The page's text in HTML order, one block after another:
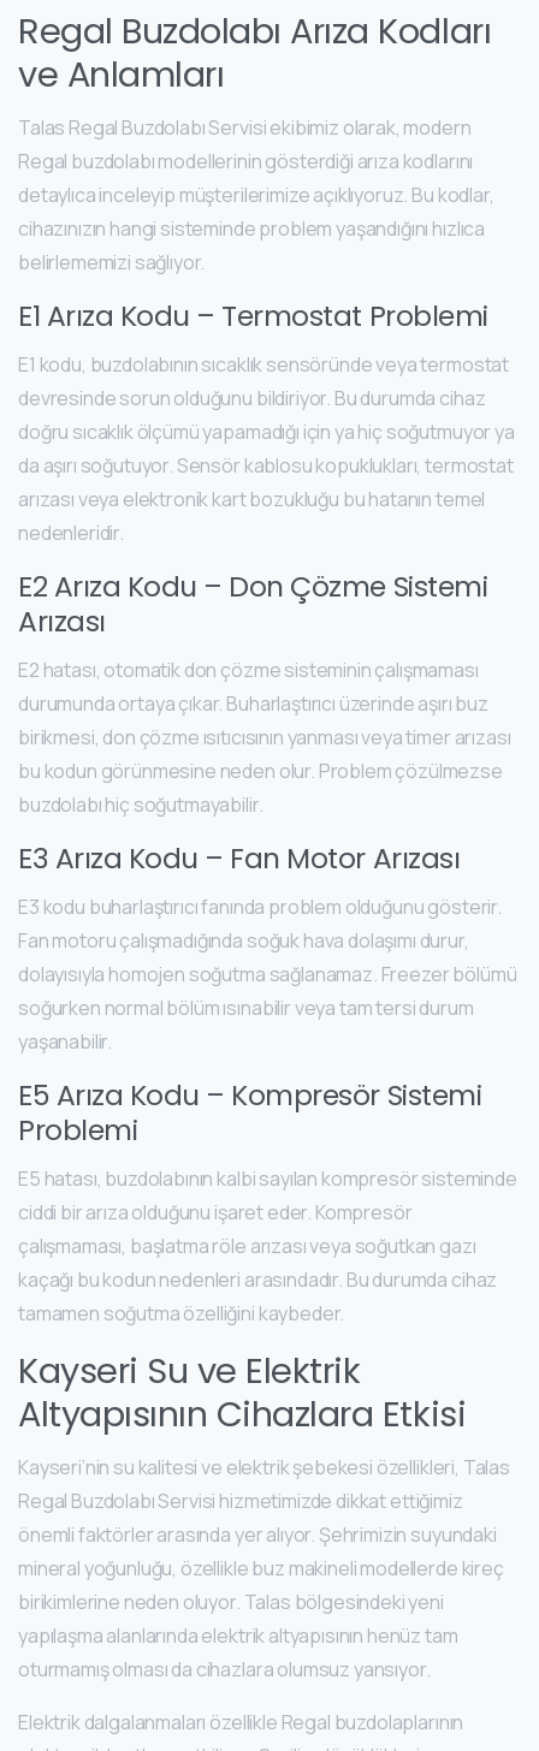
Regal Buzdolabı Arıza Kodları
ve Anlamları
Talas Regal Buzdolabı Servisi ekibimiz olarak, modern
Regal buzdolabı modellerinin gösterdiği arıza kodlarını
detaylıca inceleyip müşterilerimize açıklıyoruz. Bu kodlar,
cihazınızın hangi sisteminde problem yaşandığını hızlıca
belirlememizi sağlıyor.
E1 Arıza Kodu – Termostat Problemi
E1 kodu, buzdolabının sıcaklık sensöründe veya termostat
devresinde sorun olduğunu bildiriyor. Bu durumda cihaz
doğru sıcaklık ölçümü yapamadığı için ya hiç soğutmuyor ya
da aşırı soğutuyor. Sensör kablosu kopuklukları, termostat
arızası veya elektronik kart bozukluğu bu hatanın temel
nedenleridir.
E2 Arıza Kodu – Don Çözme Sistemi
Arızası
E2 hatası, otomatik don çözme sisteminin çalışmaması
durumunda ortaya çıkar. Buharlaştırıcı üzerinde aşırı buz
birikmesi, don çözme ısıtıcısının yanması veya timer arızası
bu kodun görünmesine neden olur. Problem çözülmezse
buzdolabı hiç soğutmayabilir.
E3 Arıza Kodu – Fan Motor Arızası
E3 kodu buharlaştırıcı fanında problem olduğunu gösterir.
Fan motoru çalışmadığında soğuk hava dolaşımı durur,
dolayısıyla homojen soğutma sağlanamaz. Freezer bölümü
soğurken normal bölüm ısınabilir veya tam tersi durum
yaşanabilir.
E5 Arıza Kodu – Kompresör Sistemi
Problemi
E5 hatası, buzdolabının kalbi sayılan kompresör sisteminde
ciddi bir arıza olduğunu işaret eder. Kompresör
çalışmaması, başlatma röle arızası veya soğutkan gazı
kaçağı bu kodun nedenleri arasındadır. Bu durumda cihaz
tamamen soğutma özelliğini kaybeder.
Kayseri Su ve Elektrik
Altyapısının Cihazlara Etkisi
Kayseri’nin su kalitesi ve elektrik şebekesi özellikleri, Talas
Regal Buzdolabı Servisi hizmetimizde dikkat ettiğimiz
önemli faktörler arasında yer alıyor. Şehrimizin suyundaki
mineral yoğunluğu, özellikle buz makineli modellerde kireç
birikimlerine neden oluyor. Talas bölgesindeki yeni
yapılaşma alanlarında elektrik altyapısının henüz tam
oturmamış olması da cihazlara olumsuz yansıyor.
Elektrik dalgalanmaları özellikle Regal buzdolaplarının